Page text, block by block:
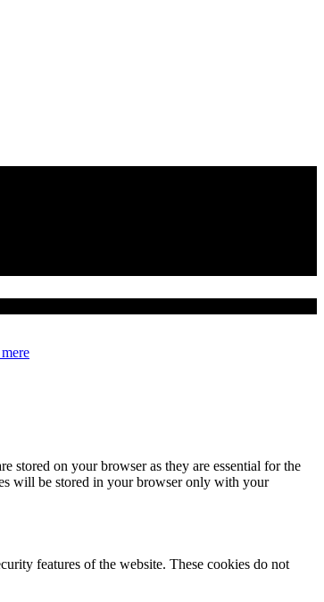
stored on your browser as they are essential for the
will be stored in your browser only with your
features of the website. These cookies do not